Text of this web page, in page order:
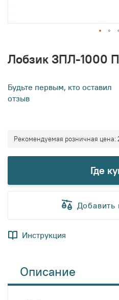
Лобзик ЗПЛ-1000
Будьте первым, кто оставил
отзыв
Рекомендуемая розничная цена:
Где
Добавить
Инструкция
началу
Описание